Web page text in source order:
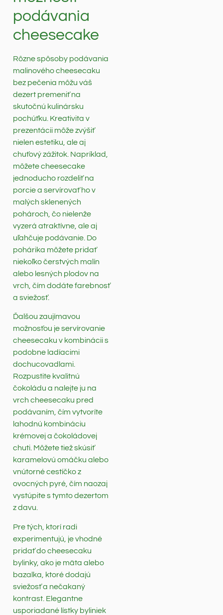
podávania
cheesecake
Rôzne spôsoby podávania
malinového cheesecaku
bez pečenia môžu váš
dezert premeniť na
skutočnú kulinársku
pochúťku. Kreativita v
prezentácii môže zvýšiť
nielen estetiku, ale aj
chuťový zážitok. Napríklad,
môžete cheesecake
jednoducho rozdeliť na
porcie a servírovať ho v
malých sklenených
pohároch, čo nielenže
vyzerá atraktívne, ale aj
uľahčuje podávanie. Do
pohárika môžete pridať
niekoľko čerstvých malín
alebo lesných plodov na
vrch, čím dodáte farebnosť
a sviežosť.
Ďalšou zaujímavou
možnosťou je servírovanie
cheesecaku v kombinácii s
podobne ladíacimi
dochucovadlami.
Rozpustite kvalitnú
čokoládu a nalejte ju na
vrch cheesecaku pred
podávaním, čím vytvoríte
lahodnú kombináciu
krémovej a čokoládovej
chuti. Môžete tiež skúsiť
karamelovú omáčku alebo
vnútorné cestíčko z
ovocných pyré, čím naozaj
vystúpite s tymto dezertom
z davu.
Pre tých, ktorí radi
experimentujú, je vhodné
pridať do cheesecaku
bylinky, ako je mäta alebo
bazalka, ktoré dodajú
sviežosť a nečakaný
kontrast. Elegantne
usporiadané lístky byliniek